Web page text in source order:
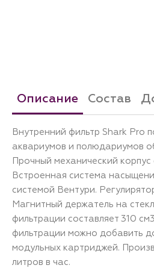
Описание Состав
Внутренний фильтр Shark Pro
аквариумов и полюдариумов
Прочный механический
Встроенная система
системой Вентури.
Магнитный держатель на
фильтрации составляет 310
фильтрации можно добавить
модульных картриджей.
литров в час.